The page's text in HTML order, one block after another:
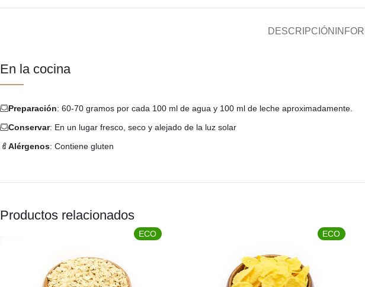
DESCRIPCIÓN
En la cocina
Preparación: 60-70 gramos por cada 100 ml de agua y 100 ml de leche aproximadamente.
Conservar: En un lugar fresco, seco y alejado de la luz solar
Alérgenos: Contiene gluten
Productos relacionados
ECO ECO